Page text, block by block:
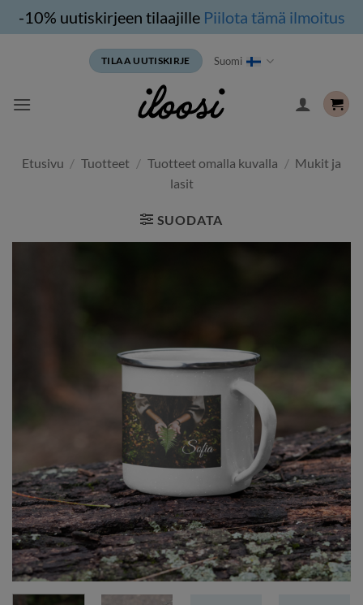
-10% uutiskirjeen tilaajille Piilota tämä ilmoitus
TILAA UUTISKIRJE Suomi
Etusivu / Tuotteet / Tuotteet omalla kuvalla / Mukit ja
lasit
SUODATA